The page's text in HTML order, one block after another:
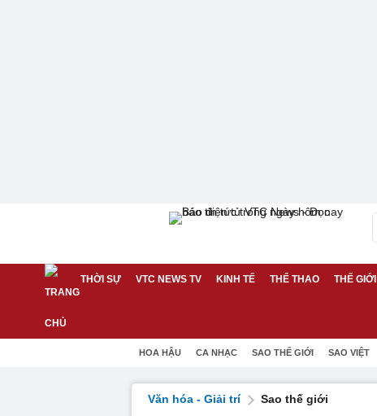
THỜI SỰ VTC NEWS TV KINH TẾ THỂ THAO THẾ GIỚI
HOA HẬU CA NHẠC SAO THẾ GIỚI SAO VIỆT
Văn hóa - Giải trí Sao thế giới